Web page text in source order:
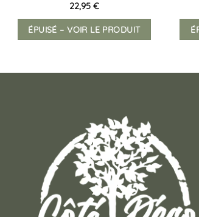
22,95 €
ÉPUISÉ – VOIR LE PRODUIT